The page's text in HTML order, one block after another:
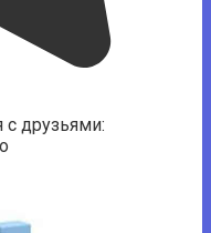
с друзьями: